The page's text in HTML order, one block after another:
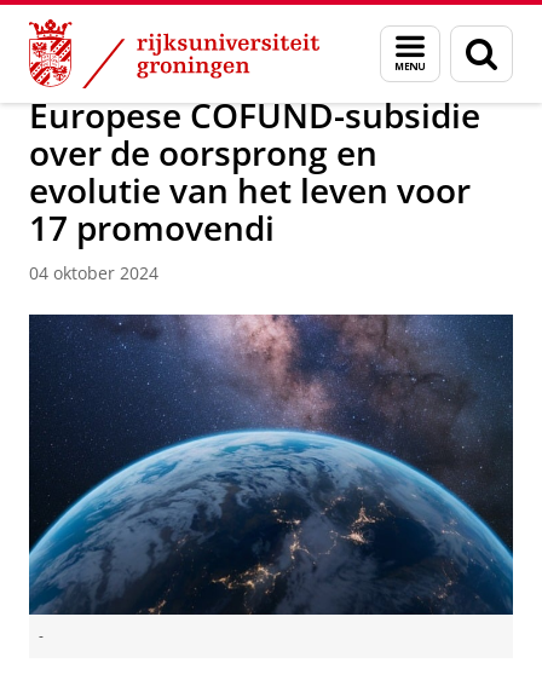
Skip
Content
Skip
Navigation
Menu
en
zoeken
Over ons Faculty of Science and Engineering Nieuws
Europese COFUND-subsidie
over de oorsprong en
evolutie van het leven voor
17 promovendi
04 oktober 2024
-